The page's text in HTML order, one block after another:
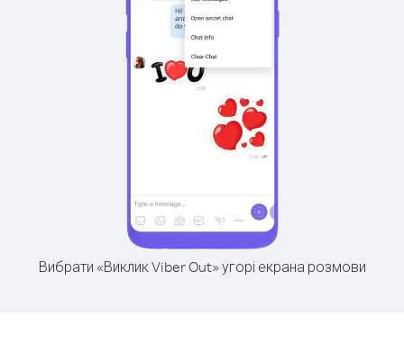
Вибрати «Виклик Viber Out» угорі екрана розмови